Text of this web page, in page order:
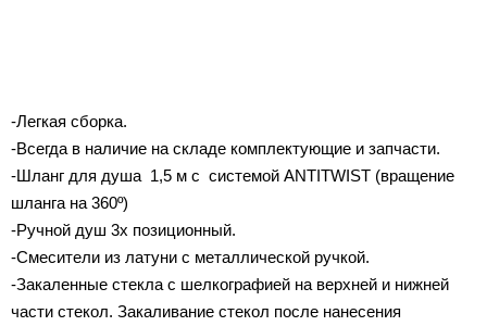
-Легкая сборка.
-Всегда в наличие на складе комплектующие и запчасти.
-Шланг для душа 1,5 м с системой ANTITWIST (вращение
шланга на 360º)
-Ручной душ 3х позиционный.
-Смесители из латуни с металлической ручкой.
-Закаленные стекла с шелкографией на верхней и нижней
части стекол. Закаливание стекол после нанесения